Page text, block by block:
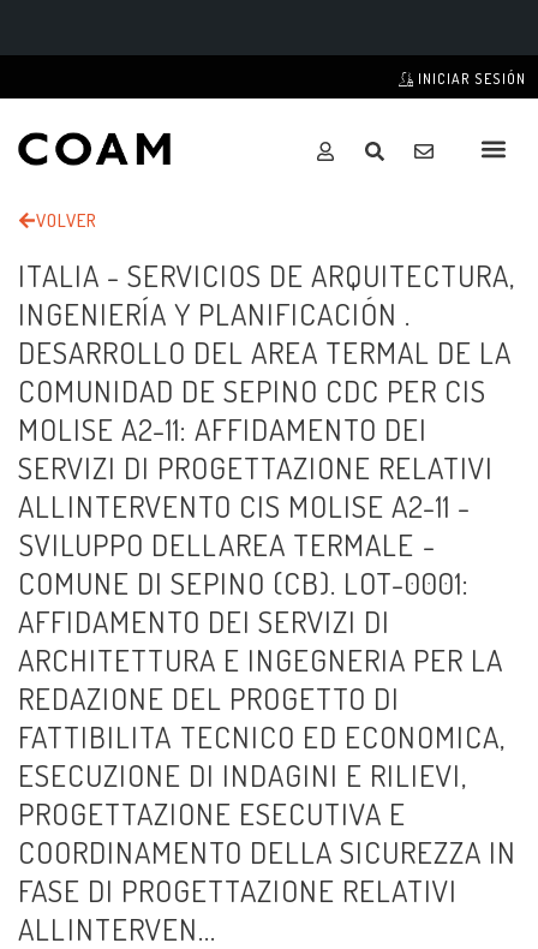
INICIAR SESIÓN
VOLVER
ITALIA - SERVICIOS DE ARQUITECTURA,
INGENIERÍA Y PLANIFICACIÓN .
DESARROLLO DEL AREA TERMAL DE LA
COMUNIDAD DE SEPINO CDC PER CIS
MOLISE A2-11: AFFIDAMENTO DEI
SERVIZI DI PROGETTAZIONE RELATIVI
ALLINTERVENTO CIS MOLISE A2-11 -
SVILUPPO DELLAREA TERMALE -
COMUNE DI SEPINO (CB). LOT-0001:
AFFIDAMENTO DEI SERVIZI DI
ARCHITETTURA E INGEGNERIA PER LA
REDAZIONE DEL PROGETTO DI
FATTIBILITA TECNICO ED ECONOMICA,
ESECUZIONE DI INDAGINI E RILIEVI,
PROGETTAZIONE ESECUTIVA E
COORDINAMENTO DELLA SICUREZZA IN
FASE DI PROGETTAZIONE RELATIVI
ALLINTERVEN...